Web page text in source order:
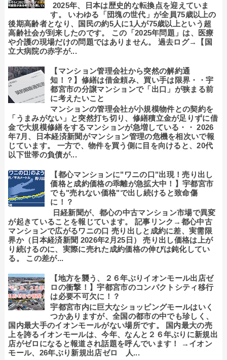
2025年、日本は歴史的な転換点を迎えていま
す。 いわゆる「団塊の世代」が全員75歳以上の
後期高齢者となり、国民の約5人に1人が75歳以上という超
高齢社会が到来したのです。 この「2025年問題」は、医療
や介護の現場だけの問題ではありません。 過去ログ→【国
立大病院の赤字が...
【マンション管理会社から突然の解約通
知！？】修繕は借金頼み、買い手は限界・・宇
都宮市の分譲マンションで「出口」が狭まる前
に考えたいこと
マンションの管理会社が小規模物件との契約を
「うまみがない」と突然打ち切り、修繕積立金が足りずに借
金で大規模修繕をするマンションが急増している・・ 2026
年7月、日本経済新聞がマンション管理の危機を相次いで報
じています。 一方で、物件を買う側に目を向けると、20代
以下世帯の負債が...
【都心マンションに"ワニの口"出現！売り出し
価格と成約価格の乖離が急拡大中！】宇都宮市
でも"売れない価格"で出し続けると致命傷
に！？
日経新聞が、都心の中古マンション市場で異変
が起きていることを報じています。 記事リンク→都心中古
マンションで広がるワニの口 売り出しと成約に差、実需限
界か（日本経済新聞 2026年2月25日） 売り出し価格は上が
り続けるのに、実際に売れた成約価格の伸びは鈍化してい
る。 この差が...
【地方を襲う、２６年ぶりイオンモール出店ゼ
ロの衝撃！】宇都宮市のコンパクトシティ移行
は必要不可欠に！？
宇都宮市内に巨大なショッピングモールはいく
つかありますが、全国の都市の中でも珍しく、
国内最大手のイオンモールがない場所です。 国内最大の売
上を誇るイオンモールは、今年、なんと２６年ぶりに新規出
店がゼロになると報道され話題を呼んでいます！ →イオン
モール、26年ぶり新規出店ゼロ 人...